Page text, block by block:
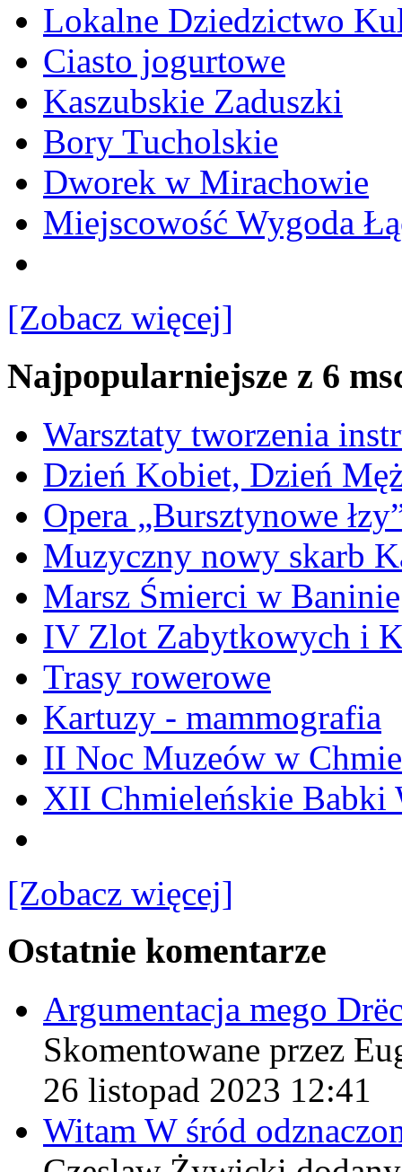
Lokalne Dziedzictwo
Ciasto jogurtowe
Kaszubskie Zaduszki
Bory Tucholskie
Dworek w Mirachowie
Miejscowość Wygoda
[Zobacz więcej]
Najpopularniejsze z 6
Warsztaty tworzenia
Dzień Kobiet, Dzień
Opera „Bursztynowe
Muzyczny nowy skarb
Marsz Śmierci w
IV Zlot Zabytkowych i
Trasy rowerowe
Kartuzy - mammografia
II Noc Muzeów w
XII Chmieleńskie Babki
[Zobacz więcej]
Ostatnie komentarze
Argumentacja mego
Skomentowane przez
26 listopad 2023 12:41
Witam W śród